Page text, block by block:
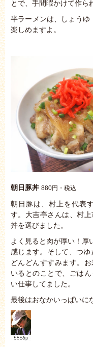
とで、手間暇かけて作ら
半ラーメンは、しょうゆ
楽しめますよ。
朝日豚丼 880円・税込
朝日豚は、村上を代表
す。大吉亭さんは、村
丼を選びました。
よく見ると肉が厚い！厚
感じます。そして、つゆ
どんどんすすみます。
いるとのことで、ごは
い仕事してました。
最後はおなかいっぱいに